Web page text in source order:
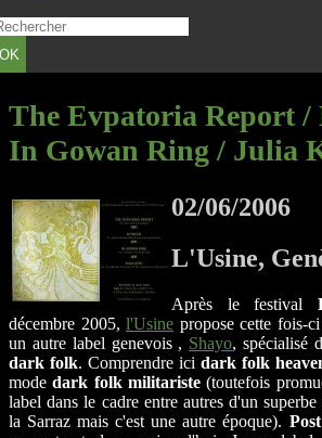
OK
The Evpatoria Report /
In Gowan Ring / Julia
02/06/2006
L'Usine,
Après le festival
décembre 2005,l'Usine propose cette fois-
un autre label genevois , Shayo, spécialisé
dark folk. Comprendre ici dark folk
modedark folk militariste (toutefois
label dans le cadre entre autres d'un
la Sarraz mais c'est une autre époque).